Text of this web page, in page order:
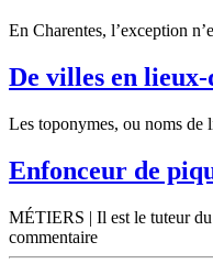
En Charentes, l’exception
De villes en lieux-
Les toponymes, ou noms de
Enfonceur de
MÉTIERS | Il est le tuteur
commentaire